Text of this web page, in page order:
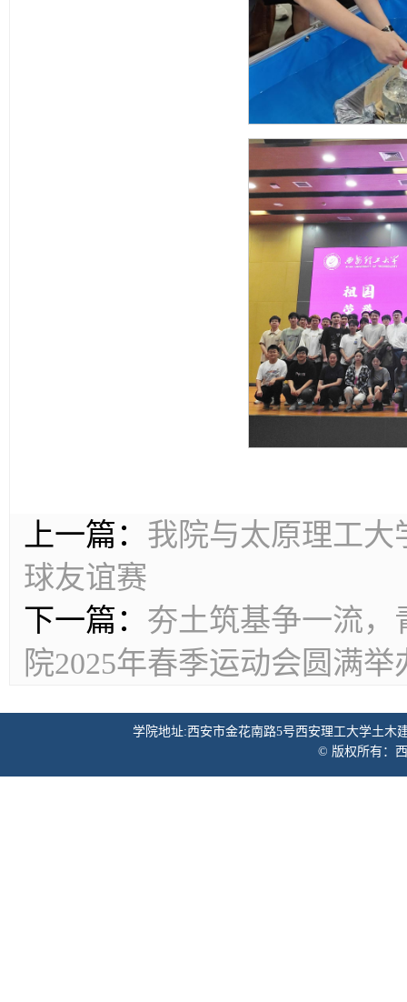
上一篇： 我院与太原理工大
球友谊赛
下一篇： 夯土筑基争一流
院2025年春季运动会圆满举
学院地址:西安市金花南路5号西安理工大学土木
© 版权所有：